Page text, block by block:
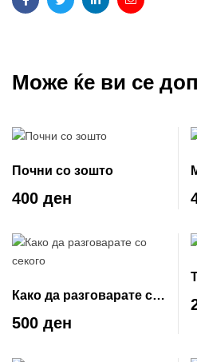
FacebookTwitterLinkedinEmail
Може ќе ви се
Почни со зошто
400 ден
Како да разговарате со
секого
500 ден